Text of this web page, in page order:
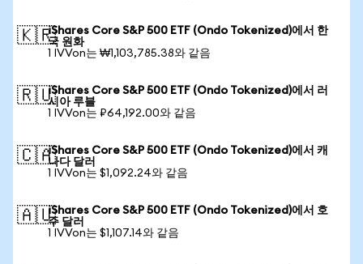
🇰🇷iShares Core S&P 500 ETF (Ondo Tokenized)에서 한
국 원화
1 IVVon는 ₩1,103,785.38와 같음
🇷🇺iShares Core S&P 500 ETF (Ondo Tokenized)에서 러
시아 루블
1 IVVon는 ₽64,192.00와 같음
🇨🇦iShares Core S&P 500 ETF (Ondo Tokenized)에서 캐
나다 달러
1 IVVon는 $1,092.24와 같음
🇦🇺iShares Core S&P 500 ETF (Ondo Tokenized)에서 호
주 달러
1 IVVon는 $1,107.14와 같음